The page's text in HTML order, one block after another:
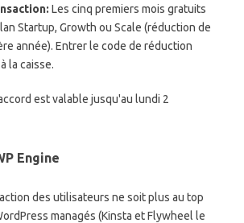
Les cinq premiers mois gratuits
Startup, Growth ou Scale (réduction de
année). Entrer le code de réduction
à la caisse.
est valable jusqu'au lundi 2
Engine
des utilisateurs ne soit plus au top
managés (Kinsta et Flywheel le